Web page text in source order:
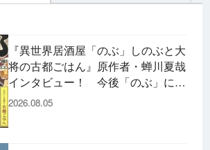
愛蔵版 花ぶらん
こゆれて
太刀掛秀子の名作が
紙で復刊！
世界でも鍵屋さ
ん
異世界お仕事ファン
タジー、最終第10巻
『異世界居酒屋「のぶ」しのぶと大
将の古都ごはん』原作者・蝉川夏哉
インタビュー！ 今後「のぶ」に登
場するメニューは……!?
2026.08.05